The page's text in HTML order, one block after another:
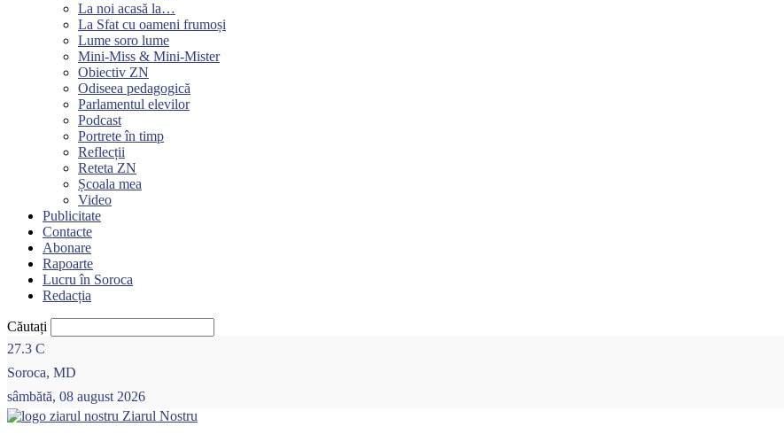
La noi acasă la…
La Sfat cu oameni frumoși
Lume soro lume
Mini-Miss & Mini-Mister
Obiectiv ZN
Odiseea pedagogică
Parlamentul elevilor
Podcast
Portrete în timp
Reflecții
Reteta ZN
Școala mea
Video
Publicitate
Contacte
Abonare
Rapoarte
Lucru în Soroca
Redacția
Căutați
27.3 C
Soroca, MD
sâmbătă, 08 august 2026
Ziarul Nostru